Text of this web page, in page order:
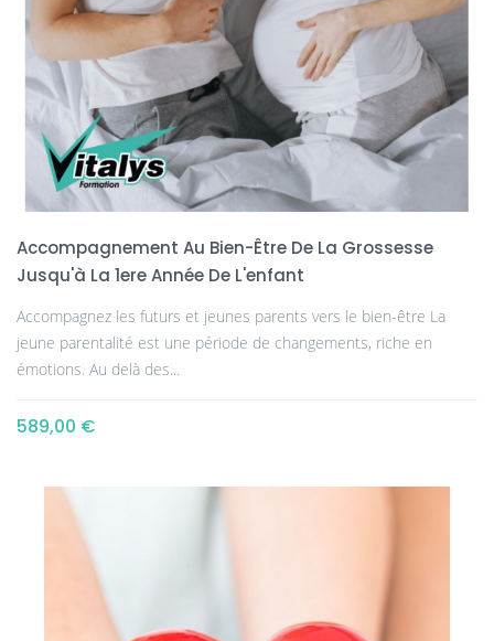
Accompagnement Au Bien-Être De La Grossesse
Jusqu'à La 1ere Année De L'enfant
Accompagnez les futurs et jeunes parents vers le bien-être La
jeune parentalité est une période de changements, riche en
émotions. Au delà des...
589,00 €